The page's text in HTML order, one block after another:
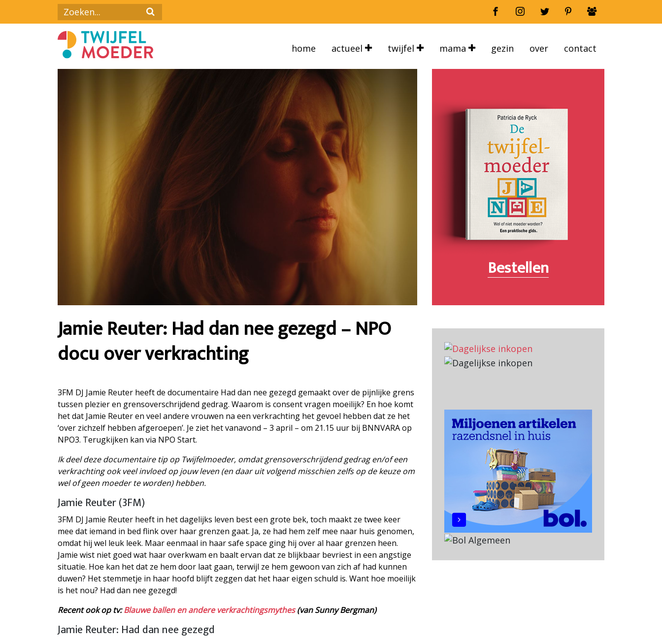
home actueel twijfel mama gezin over contact
Bestellen
Jamie Reuter: Had dan nee gezegd – NPO
docu over verkrachting
3FM DJ Jamie Reuter heeft de documentaire Had dan nee gezegd gemaakt over de pijnlijke grens
tussen plezier en grensoverschrijdend gedrag. Waarom is consent vragen moeilijk? En hoe komt
het dat Jamie Reuter en veel andere vrouwen na een verkrachting het gevoel hebben dat ze het
‘over zichzelf hebben afgeroepen’. Je ziet het vanavond – 3 april – om 21.15 uur bij BNNVARA op
NPO3. Terugkijken kan via NPO Start.
Ik deel deze documentaire tip op Twijfelmoeder, omdat grensoverschrijdend gedrag en/of een
verkrachting ook veel invloed op jouw leven (en daar uit volgend misschien zelfs op de keuze om
wel of geen moeder te worden) hebben.
Jamie Reuter (3FM)
3FM DJ Jamie Reuter heeft in het dagelijks leven best een grote bek, toch maakt ze twee keer
mee dat iemand in bed flink over haar grenzen gaat. Ja, ze had hem zelf mee naar huis genomen,
omdat hij wel leuk leek. Maar eenmaal in haar safe space ging hij over al haar grenzen heen.
Jamie wist niet goed wat haar overkwam en baalt ervan dat ze blijkbaar bevriest in een angstige
situatie. Hoe kan het dat ze hem door laat gaan, terwijl ze hem gewoon van zich af had kunnen
duwen? Het stemmetje in haar hoofd blijft zeggen dat het haar eigen schuld is. Want hoe moeilijk
is het nou? Had dan nee gezegd!
Recent ook op tv:Blauwe ballen en andere verkrachtingsmythes(van Sunny Bergman)
Jamie Reuter: Had dan nee gezegd